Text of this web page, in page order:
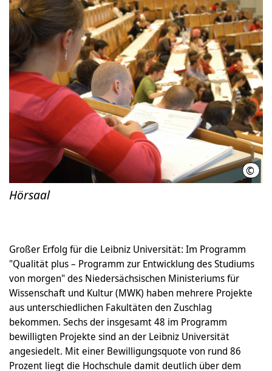
©
Hörsaal
Großer Erfolg für die Leibniz Universität: Im Programm
"Qualität plus – Programm zur Entwicklung des Studiums
von morgen" des Niedersächsischen Ministeriums für
Wissenschaft und Kultur (MWK) haben mehrere Projekte
aus unterschiedlichen Fakultäten den Zuschlag
bekommen. Sechs der insgesamt 48 im Programm
bewilligten Projekte sind an der Leibniz Universität
angesiedelt. Mit einer Bewilligungsquote von rund 86
Prozent liegt die Hochschule damit deutlich über dem